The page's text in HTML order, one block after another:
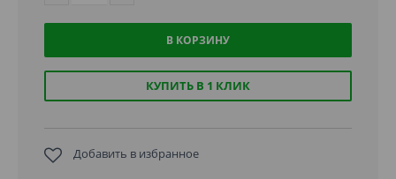
В КОРЗИНУ
КУПИТЬ В 1 КЛИК
Добавить в избранное